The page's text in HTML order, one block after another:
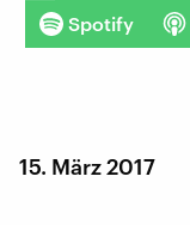
Spotify
15. März 2017